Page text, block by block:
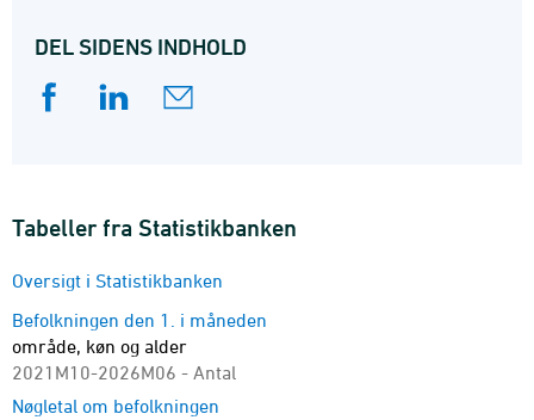
DEL SIDENS INDHOLD
Tabeller fra Statistikbanken
Oversigt i Statistikbanken
Befolkningen den 1. i måneden
område, køn og alder
2021M10-2026M06 - Antal
Nøgletal om befolkningen